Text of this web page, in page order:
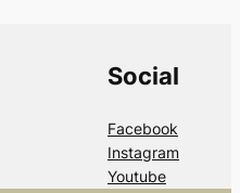
Social
Facebook
Instagram
Youtube